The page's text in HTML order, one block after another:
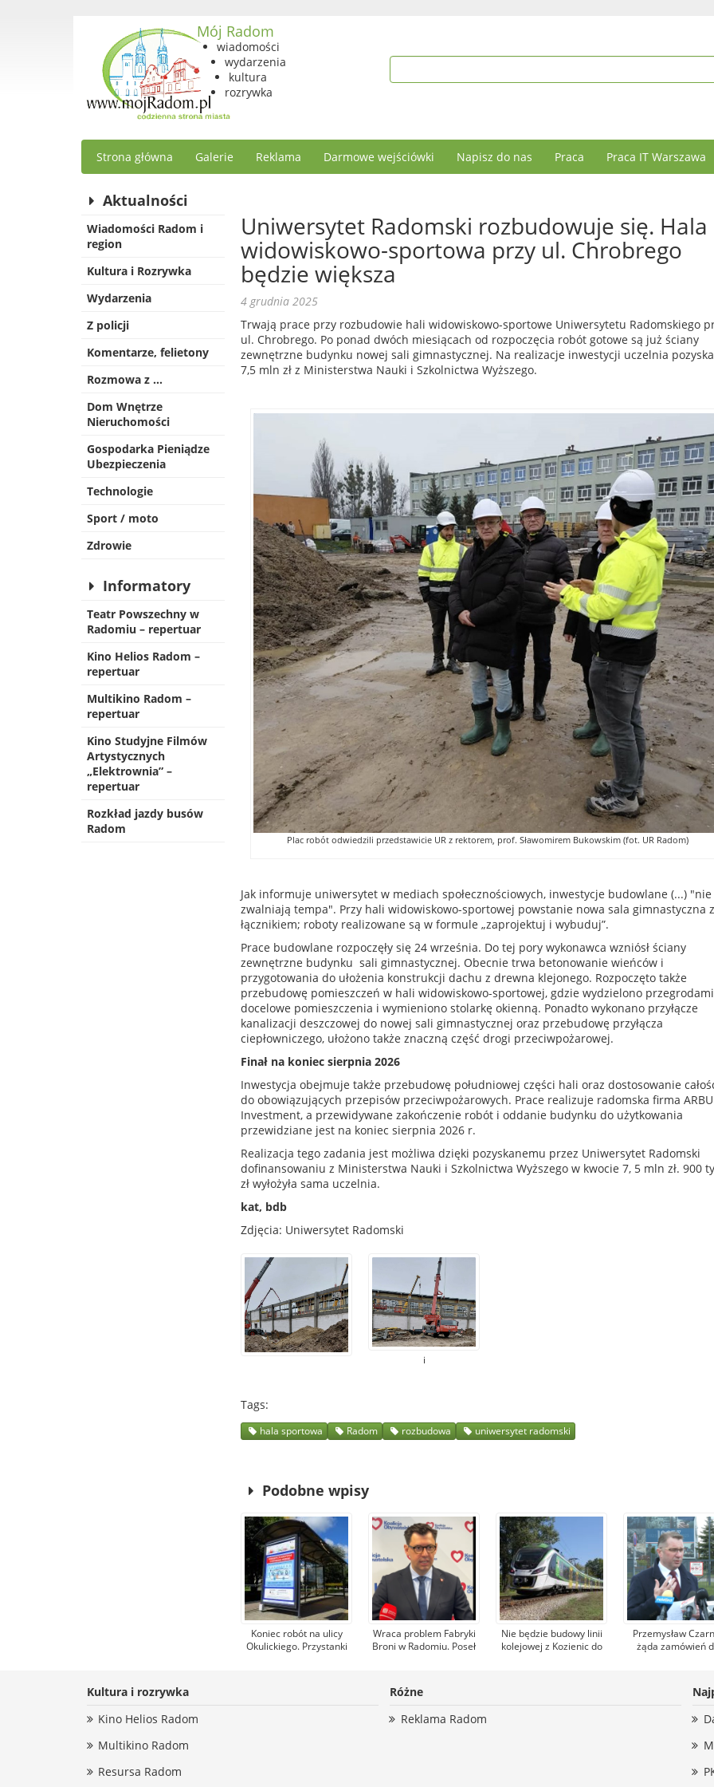
Mój Radom
wiadomości
wydarzenia
kultura
rozrywka
Strona główna Galerie Reklama Darmowe wejściówki Napisz do nas Praca Praca IT Warszawa
Aktualności
Wiadomości Radom i
region
Kultura i Rozrywka
Wydarzenia
Z policji
Komentarze, felietony
Rozmowa z …
Dom Wnętrze
Nieruchomości
Gospodarka Pieniądze
Ubezpieczenia
Technologie
Sport / moto
Zdrowie
Informatory
Teatr Powszechny w
Radomiu – repertuar
Kino Helios Radom –
repertuar
Multikino Radom –
repertuar
Kino Studyjne Filmów
Artystycznych
„Elektrownia” –
repertuar
Rozkład jazdy busów
Radom
Uniwersytet Radomski rozbudowuje się. Hala
widowiskowo-sportowa przy ul. Chrobrego
będzie większa
4 grudnia 2025
Trwają prace przy rozbudowie hali widowiskowo-sportowe Uniwersytetu Radomskiego
ul. Chrobrego. Po ponad dwóch miesiącach od rozpoczęcia robót gotowe są już ściany
zewnętrzne budynku nowej sali gimnastycznej. Na realizacje inwestycji uczelnia
7,5 mln zł z Ministerstwa Nauki i Szkolnictwa Wyższego.
Plac robót odwiedzili przedstawicie UR z rektorem, prof. Sławomirem Bukowskim (fot. UR Radom)
Jak informuje uniwersytet w mediach społecznościowych, inwestycje budowlane (...) "nie
zwalniają tempa". Przy hali widowiskowo-sportowej powstanie nowa sala gimnastyczna z
łącznikiem; roboty realizowane są w formule „zaprojektuj i wybuduj”.
Prace budowlane rozpoczęły się 24 września. Do tej pory wykonawca wzniósł ściany
zewnętrzne budynku sali gimnastycznej. Obecnie trwa betonowanie wieńców i
przygotowania do ułożenia konstrukcji dachu z drewna klejonego. Rozpoczęto także
przebudowę pomieszczeń w hali widowiskowo-sportowej, gdzie wydzielono przegrodami
docelowe pomieszczenia i wymieniono stolarkę okienną. Ponadto wykonano przyłącze
kanalizacji deszczowej do nowej sali gimnastycznej oraz przebudowę przyłącza
ciepłowniczego, ułożono także znaczną część drogi przeciwpożarowej.
Finał na koniec sierpnia 2026
Inwestycja obejmuje także przebudowę południowej części hali oraz dostosowanie
do obowiązujących przepisów przeciwpożarowych. Prace realizuje radomska firma
Investment, a przewidywane zakończenie robót i oddanie budynku do użytkowania
przewidziane jest na koniec sierpnia 2026 r.
Realizacja tego zadania jest możliwa dzięki pozyskanemu przez Uniwersytet Radomski
dofinansowaniu z Ministerstwa Nauki i Szkolnictwa Wyższego w kwocie 7, 5 mln zł. 900
zł wyłożyła sama uczelnia.
kat, bdb
Zdjęcia: Uniwersytet Radomski
i
Tags
hala sportowa Radom rozbudowa uniwersytet radomski
Podobne wpisy
Koniec robót na ulicy
Okulickiego. Przystanki
Wraca problem Fabryki
Broni w Radomiu. Poseł
Przemysława Czarnka
(PiS)
Nie będzie budowy linii
kolejowej z Kozienic do
Przemysław
żąda zamówień
odpowiada, że
kandydat na
Kultura i rozrywka
Kino Helios Radom
Multikino Radom
Resursa Radom
Różne
Reklama Radom